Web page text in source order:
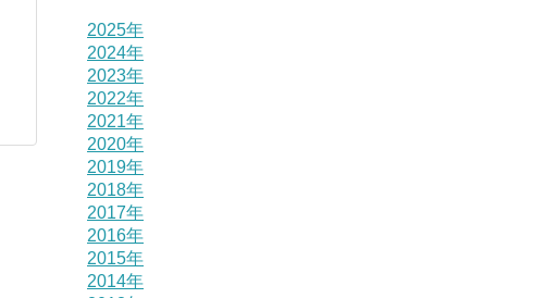
2025年
2024年
2023年
2022年
2021年
2020年
2019年
2018年
2017年
2016年
2015年
2014年